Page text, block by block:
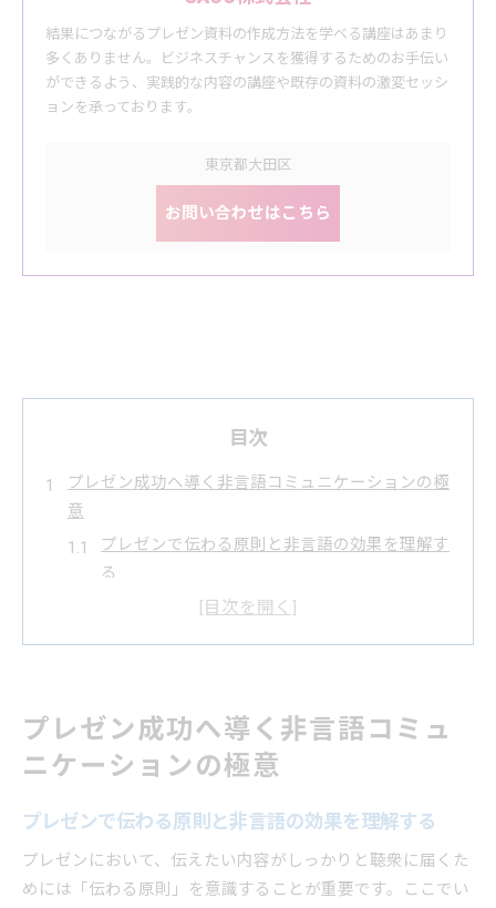
結果につながるプレゼン資料の作成方法を学べる講座はあまり
多くありません。ビジネスチャンスを獲得するためのお手伝い
ができるよう、実践的な内容の講座や既存の資料の激変セッシ
ョンを承っております。
東京都大田区
お問い合わせはこちら
目次
プレゼン成功へ導く非言語コミュニケーションの極
意
プレゼンで伝わる原則と非言語の効果を理解す
る
非言語コミュニケーションがプレゼン成功に与
則
プレゼンの印象を左右する非言語的な工夫とは
プレゼンと非言語コミュニケーションの本質的
関係
伝わる原則を踏まえた非言語の活用ポイント
プレゼン成功へ導く非言語コミュ
ニケーションの極意
プレゼンで伝わる原則と非言語の効果を理解する
プレゼンにおいて、伝えたい内容がしっかりと聴衆に届くた
めには「伝わる原則」を意識することが重要です。ここでい